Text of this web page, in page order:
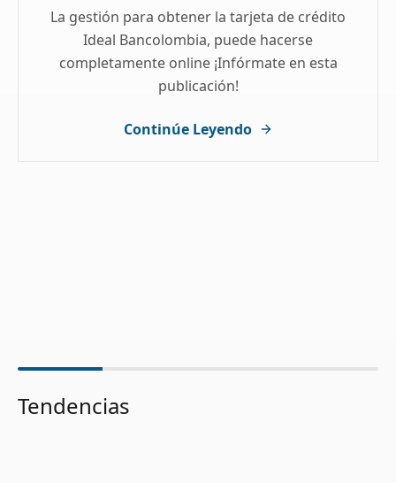
La gestión para obtener la tarjeta de crédito
Ideal Bancolombia, puede hacerse
completamente online ¡Infórmate en esta
publicación!
Continúe Leyendo
Tendencias